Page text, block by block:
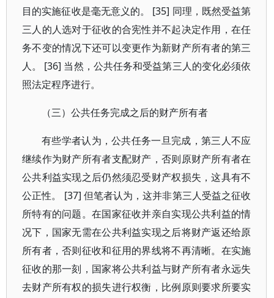
目的实施征收是毫无意义的。 [35] 同理，既然受益第
三人的人选对于征收的合宪性并不起决定作用，在任
务不变的情况下还可以变更作为新财产所有者的第三
人。 [36] 当然，公共任务和受益第三人的变化必须依
照法定程序进行。
（三）公共任务完成之后的财产所有者
有些学者认为，公共任务一旦完成，第三人不应
继续作为财产所有者支配财产，否则原财产所有者在
公共利益实现之后仍然须忍受财产权损失，这具有不
公正性。 [37] 但笔者认为，这并非第三人受益之征收
所特有的问题。在国家征收并亲自实现公共利益的情
况下，国家无需在公共利益实现之后将财产返还给原
所有者，否则征收和征用的界线将不再清晰。在实施
征收的那一刻，国家将公共利益与财产所有者永远失
去财产所有权的损失进行权衡，比例原则要求所要实